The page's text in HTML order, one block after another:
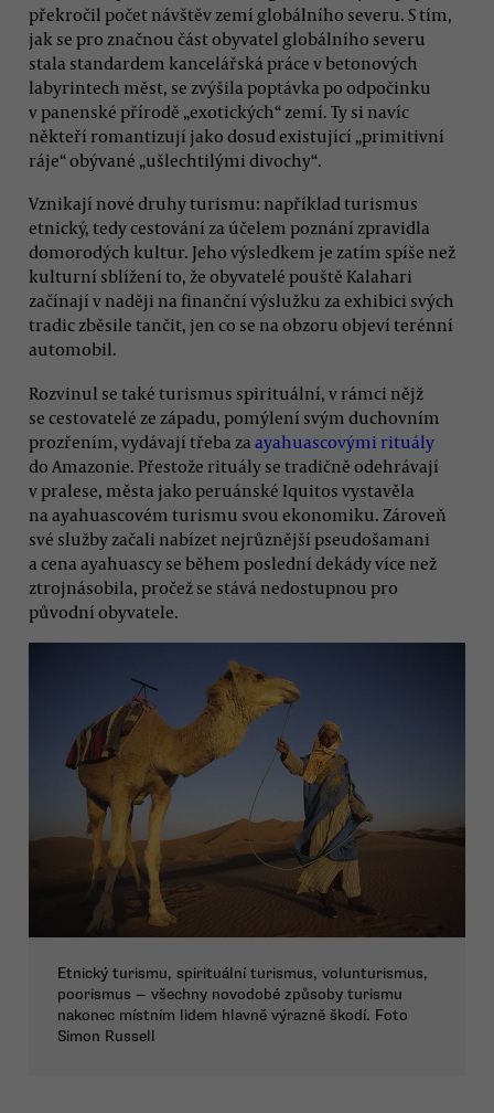
překročil počet návštěv zemí globálního severu. S tím,
jak se pro značnou část obyvatel globálního severu
stala standardem kancelářská práce v betonových
labyrintech měst, se zvýšila poptávka po odpočinku
v panenské přírodě „exotických“ zemí. Ty si navíc
někteří romantizují jako dosud existující „primitivní
ráje“ obývané „ušlechtilými divochy“.
Vznikají nové druhy turismu: například turismus
etnický, tedy cestování za účelem poznání zpravidla
domorodých kultur. Jeho výsledkem je zatím spíše než
kulturní sblížení to, že obyvatelé pouště Kalahari
začínají v naději na finanční výslužku za exhibici svých
tradic zběsile tančit, jen co se na obzoru objeví terénní
automobil.
Rozvinul se také turismus spirituální, v rámci nějž
se cestovatelé ze západu, pomýlení svým duchovním
prozřením, vydávají třeba za ayahuascovými rituály
do Amazonie. Přestože rituály se tradičně odehrávají
v pralese, města jako peruánské Iquitos vystavěla
na ayahuascovém turismu svou ekonomiku. Zároveň
své služby začali nabízet nejrůznější pseudošamani
a cena ayahuascy se během poslední dekády více než
ztrojnásobila, pročež se stává nedostupnou pro
původní obyvatele.
Etnický turismu, spirituální turismus, volunturismus,
poorismus — všechny novodobé způsoby turismu
nakonec místním lidem hlavně výrazně škodí. Foto
Simon Russell